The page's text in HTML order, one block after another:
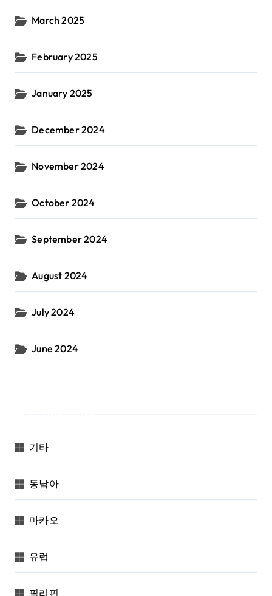
March 2025
February 2025
January 2025
December 2024
November 2024
October 2024
September 2024
August 2024
July 2024
June 2024
기타
동남아
마카오
유럽
필리핀